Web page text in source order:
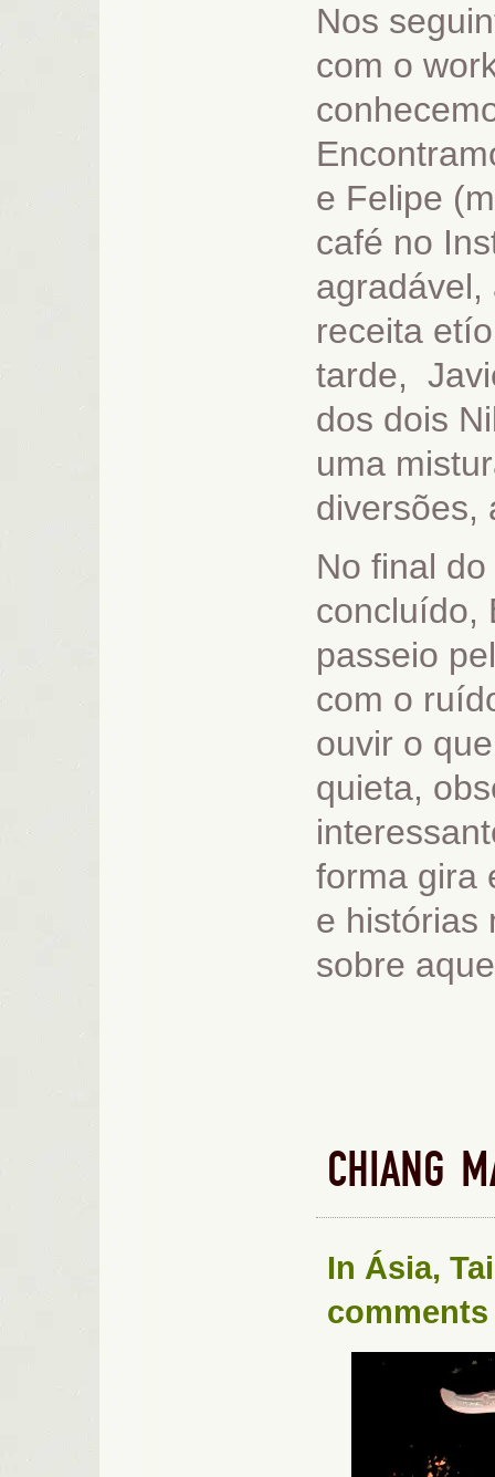
Nos
com o
e Felipe
café no
receita
tarde,
dos dois
uma
diversões,
No final
concluído,
passeio
com o
ouvir o
quieta,
forma gira
e histórias
sobre
CHIANG
In Ásia,
comments